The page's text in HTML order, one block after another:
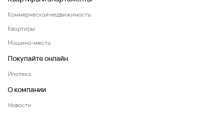
Коммерческая недвижимость
Квартиры
Машино-места
Покупайте онлайн
Ипотека
О компании
Новости